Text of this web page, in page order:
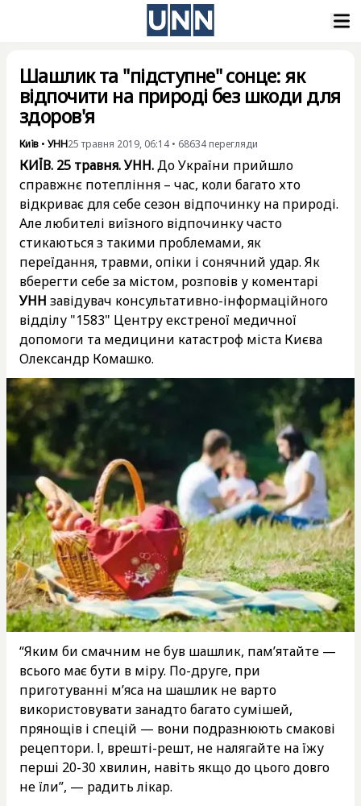
Шашлик та "підступне" сонце: як
відпочити на природі без шкоди для
здоров'я
Київ • УНН25 травня 2019, 06:14 • 68634 перегляди
КИЇВ. 25 травня. УНН.До України прийшло
справжнє потепління – час, коли багато хто
відкриває для себе сезон відпочинку на природі.
Але любителі виїзного відпочинку часто
стикаються з такими проблемами, як
переїдання, травми, опіки і сонячний удар. Як
вберегти себе за містом, розповів у коментарі
УНН завідувач консультативно-інформаційного
відділу "1583" Центру екстреної медичної
допомоги та медицини катастроф міста Києва
Олександр Комашко.
“Яким би смачним не був шашлик, пам’ятайте —
всього має бути в міру. По-друге, при
приготуванні м’яса на шашлик не варто
використовувати занадто багато сумішей,
прянощів і спецій — вони подразнюють смакові
рецептори. І, врешті-решт, не налягайте на їжу
перші 20-30 хвилин, навіть якщо до цього довго
не їли”, — радить лікар.